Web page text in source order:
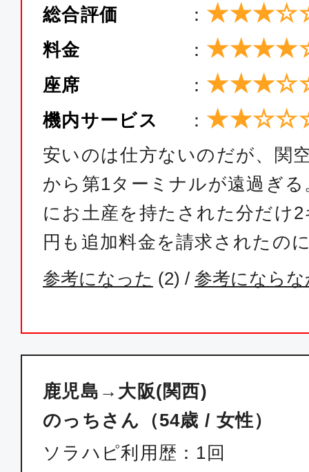
総合評価
：
料金 ：
座席 ：
機内サービス ：
安いのは仕方ないのだが、関
から第1ターミナルが遠過ぎ
にお土産を持たされた分だけ
円も追加料金を請求されたの
参考になった (2) / 参考になら
鹿児島→大阪(関西)
のっちさん（54歳 / 女性）
ソラハピ利用歴：1回